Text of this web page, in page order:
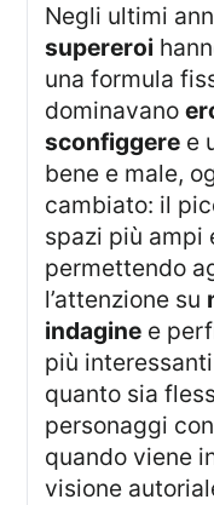
Negli ultimi
supereroi
una formula
dominavano
sconfiggere e
bene e male,
cambiato: il
spazi più ampi
permettendo
l’attenzione su
indagine e
più
quanto sia
personaggi
quando viene
visione